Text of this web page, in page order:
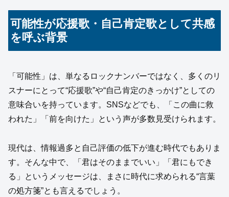
可能性が応援歌・自己肯定歌として共感
を呼ぶ背景
「可能性」は、単なるロックナンバーではなく、多くのリ
スナーにとって“応援歌”や“自己肯定のきっかけ”としての
意味合いを持っています。SNSなどでも、「この曲に救
われた」「前を向けた」という声が多数見受けられます。
現代は、情報過多と自己評価の低下が進む時代でもありま
す。そんな中で、「君はそのままでいい」「君にもでき
る」というメッセージは、まさに時代に求められる“言葉
の処方箋”とも言えるでしょう。